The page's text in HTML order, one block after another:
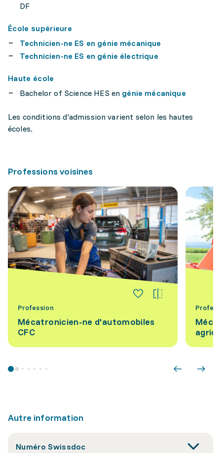
DF
École supérieure
Technicien-ne ES en génie mécanique
Technicien-ne ES en génie électrique
Haute école
Bachelor of Science HES en génie mécanique
Les conditions d'admission varient selon les hautes
écoles.
Professions voisines
Profession
Mécatronicien-ne d'automobiles
CFC
Autre information
Numéro Swissdoc